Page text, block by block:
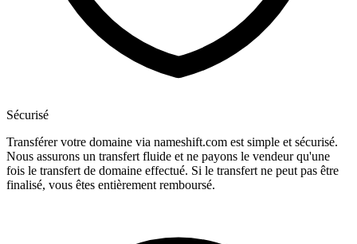
Sécurisé
Transférer votre domaine via nameshift.com est simple et sécurisé.
Nous assurons un transfert fluide et ne payons le vendeur qu'une
fois le transfert de domaine effectué. Si le transfert ne peut pas être
finalisé, vous êtes entièrement remboursé.